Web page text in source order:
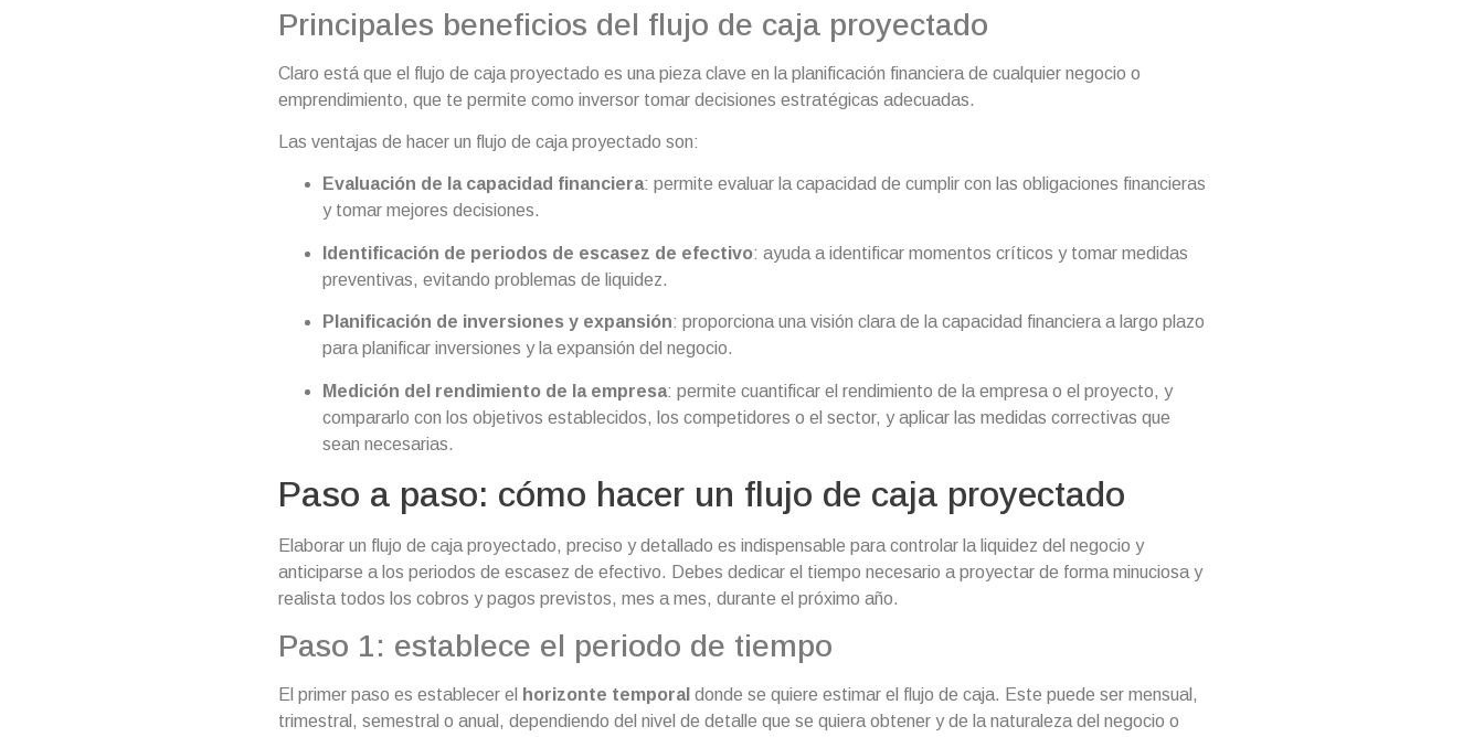
Principales beneficios del flujo de caja proyectado
Claro está que el flujo de caja proyectado es una pieza clave en la planificación financiera de cualquier negocio o
emprendimiento, que te permite como inversor tomar decisiones estratégicas adecuadas.
Las ventajas de hacer un flujo de caja proyectado son:
Evaluación de la capacidad financiera: permite evaluar la capacidad de cumplir con las obligaciones financieras
y tomar mejores decisiones.
Identificación de periodos de escasez de efectivo: ayuda a identificar momentos críticos y tomar medidas
preventivas, evitando problemas de liquidez.
Planificación de inversiones y expansión: proporciona una visión clara de la capacidad financiera a largo plazo
para planificar inversiones y la expansión del negocio.
Medición del rendimiento de la empresa: permite cuantificar el rendimiento de la empresa o el proyecto, y
compararlo con los objetivos establecidos, los competidores o el sector, y aplicar las medidas correctivas que
sean necesarias.
Paso a paso: cómo hacer un flujo de caja proyectado
Elaborar un flujo de caja proyectado, preciso y detallado es indispensable para controlar la liquidez del negocio y
anticiparse a los periodos de escasez de efectivo. Debes dedicar el tiempo necesario a proyectar de forma minuciosa y
realista todos los cobros y pagos previstos, mes a mes, durante el próximo año.
Paso 1: establece el periodo de tiempo
El primer paso es establecer el horizonte temporal donde se quiere estimar el flujo de caja. Este puede ser mensual,
trimestral, semestral o anual, dependiendo del nivel de detalle que se quiera obtener y de la naturaleza del negocio o